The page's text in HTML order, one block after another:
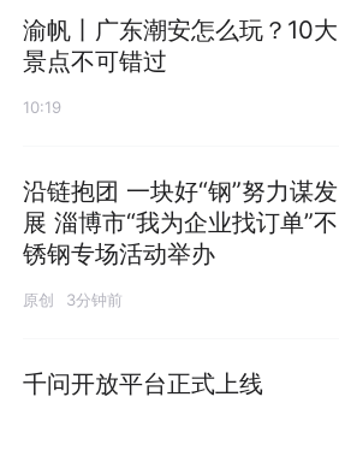
渝帆丨广东潮安怎么玩？10大
景点不可错过
10:19
沿链抱团 一块好“钢”努力谋发
展 淄博市“我为企业找订单”不
锈钢专场活动举办
原创 3分钟前
千问开放平台正式上线